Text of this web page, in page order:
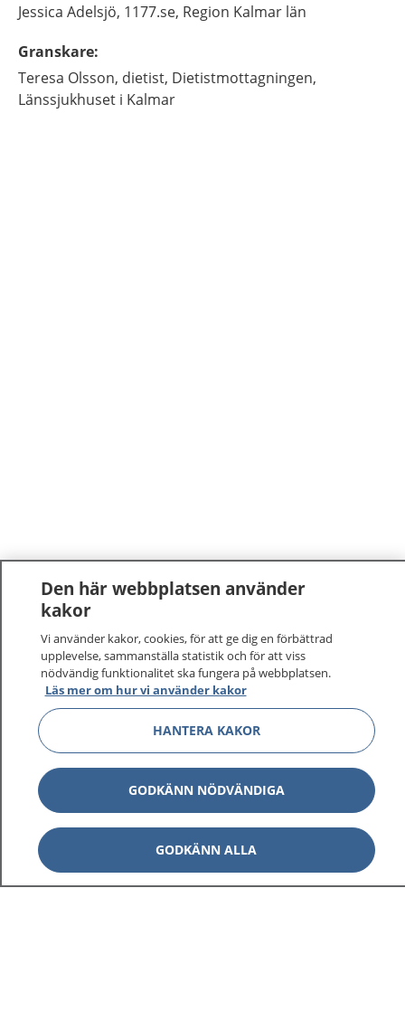
Jessica Adelsjö, 1177.se, Region Kalmar län
Granskare:
Teresa Olsson, dietist, Dietistmottagningen,
Länssjukhuset i Kalmar
1177–tryggt om din hälsa och vård
På 1177.se får du råd om hälsa och information om
sjukdomar och vilka mottagningar du kan kontakta.
Logga in för att läsa din journal och göra dina
vårdärenden. Ring telefonnummer 1177 för
sjukvårdsrådgivning dygnet runt.
1177 ger dig råd när du vill må bättre.
Den här webbplatsen använder
kakor
Vi använder kakor, cookies, för att ge dig en förbättrad
upplevelse, sammanställa statistik och för att viss
nödvändig funktionalitet ska fungera på webbplatsen.
Läs mer om hur vi använder kakor
HANTERA KAKOR
GODKÄNN NÖDVÄNDIGA
GODKÄNN ALLA